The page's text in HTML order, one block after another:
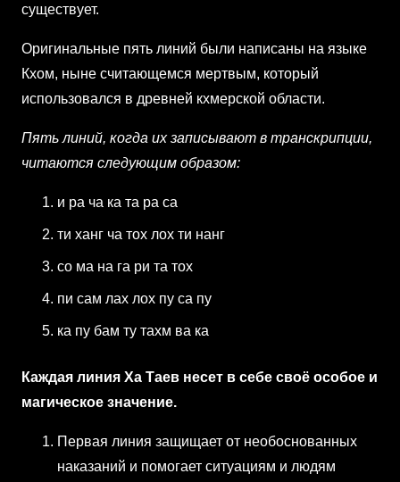
существует.
Оригинальные пять линий были написаны на языке
Кхом, ныне считающемся мертвым, который
использовался в древней кхмерской области.
Пять линий, когда их записывают в транскрипции,
читаются следующим образом:
и ра ча ка та ра са
ти ханг ча тох лох ти нанг
со ма на га ри та тох
пи сам лах лох пу са пу
ка пу бам ту тахм ва ка
Каждая линия Ха Таев несет в себе своё особое и
магическое значение.
Первая линия защищает от необоснованных
наказаний и помогает ситуациям и людям